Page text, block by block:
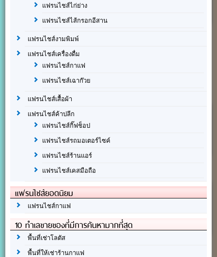
แฟรนไชส์ไก่ย่าง
แฟรนไชส์ไส้กรอกอีสาน
แฟรนไชส์งามพิมพ์
แฟรนไชส์เครื่องดื่ม
แฟรนไชส์กาแฟ
แฟรนไชส์เฉาก๊วย
แฟรนไชส์เสื้อผ้า
แฟรนไชส์ค้าปลีก
แฟรนไชส์กิ๊ฟช็อป
แฟรนไชส์รถมอเตอร์ไซค์
แฟรนไชส์ร้านแอร์
แฟรนไชส์เคสมือถือ
แฟรนไชส์ยอดนิยม
แฟรนไชส์กาแฟ
10 ทำเลขายของที่มีการค้นหามากที่สุด
พื้นที่เช่าโลตัส
พื้นที่ให้เช่าร้านกาแฟ